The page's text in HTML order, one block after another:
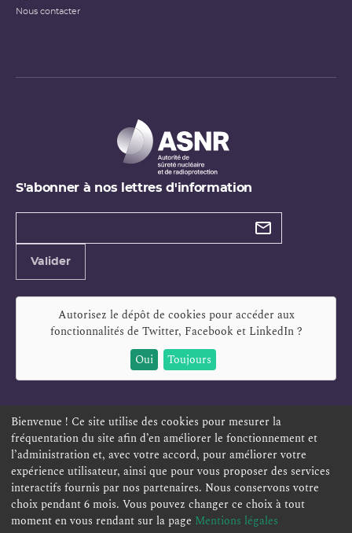
Nous contacter
S'abonner à nos lettres d'information
Types de
Valider
Autorisez le dépôt de cookies pour accéder aux
fonctionnalités de Twitter, Facebook et LinkedIn?
Oui
Toujours
ESPACE PERSONNEL OFFRES D'EMPLOI SIGNALEMENT
TÉLÉSERVICES PLAN DU SITE
ACCESSIBILITÉ POLITIQUE DE CONFIDENTIALITÉ
MENTIONS LÉGALES CONTACT
Bienvenue ! Ce site utilise des cookies pour mesurer la
fréquentation du site afin d’en améliorer le fonctionnement et
l’administration et, avec votre accord, pour améliorer votre
expérience utilisateur, ainsi que pour vous proposer des services
interactifs fournis par nos partenaires. Nous conservons votre
choix pendant 6 mois. Vous pouvez changer ce choix à tout
moment en vous rendant sur la page Mentions légales